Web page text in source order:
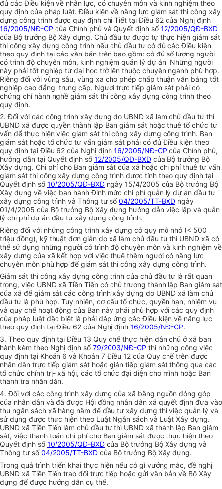
đủ các Điều kiện về nhân lực, có chuyên môn và kinh nghiệm theo
quy định của pháp luật. Điều kiện về năng lực giám sát thi công xây
dựng công trình được quy định chi Tiết tại Điều 62 của Nghị định
16/2005/NĐ-CP của Chính phủ và Quyết định số12/2005/QĐ-BXD
của Bộ trưởng Bộ Xây dựng. Chủ đầu tư được tự thực hiện giám sát
thi công xây dựng công trình nếu chủ đầu tư có đủ các Điều kiện
theo quy định tại các văn bản trên bao gồm: có đủ số lượng người
có trình độ chuyên môn, kinh nghiệm quản lý dự án. Những người
này phải tốt nghiệp từ đại học trở lên thuộc chuyên ngành phù hợp.
Riêng đối với vùng sâu, vùng xa cho phép chấp thuận văn bằng tốt
nghiệp cao đẳng, trung cấp. Người trực tiếp giám sát phải có
chứng chỉ hành nghề giám sát thi công xây dựng công trình theo
quy định.
2. Đối với các công trình xây dựng do UBND xã làm chủ đầu tư thì
UBND xã được quyền thành lập Ban giám sát hoặc thuê tổ chức tư
vấn để thực hiện việc giám sát thi công xây dựng công trình. Ban
giám sát hoặc tổ chức tư vấn giám sát phải có đủ Điều kiện theo
quy định tại Điều 62 của Nghị định 16/2005/NĐ-CP của Chính phủ,
hướng dẫn tại Quyết định số12/2005/QĐ-BXD của Bộ trưởng Bộ
Xây dựng. Chi phí cho Ban giám sát của xã hoặc chi phí thuê tư vấn
giám sát thi công xây dựng công trình được tính theo quy định tại
Quyết định số10/2005/QĐ-BXD ngày 15/4/2005 của Bộ trưởng Bộ
Xây dựng về việc ban hành Định mức chi phí quản lý dự án đầu tư
xây dựng công trình và Thông tư số04/2005/TT-BXD ngày
01/4/2005 của Bộ trưởng Bộ Xây dựng hướng dẫn việc lập và quản
lý chi phí dự án đầu tư xây dựng công trình.
Riêng đối với những công trình xây dựng có quy mô nhỏ (< 500
triệu đồng), kỹ thuật đơn giản do xã làm chủ đầu tư thì UBND xã có
thể sử dụng những người có trình độ chuyên môn và kinh nghiệm về
xây dựng của xã kết hợp với việc thuê thêm người có năng lực
chuyên môn phù hợp để giám sát thi công xây dựng công trình.
Giám sát thi công xây dựng công trình của chủ đầu tư là rất quan
trọng, việc UBND xã Tiền Tiến có chủ trương thành lập Ban giám sát
của xã để giám sát các công trình xây dựng do UBND xã làm chủ
đầu tư là phù hợp. Tuy nhiên, cơ cấu tổ chức, quyền hạn, nhiệm vụ
và quy chế hoạt động của Ban này phải phù hợp với các quy định
của pháp luật đặc biệt là phải đáp ứng các Điều kiện về năng lực
theo quy định tại Điều 62 của Nghị định 16/2005/NĐ-CP.
3. Theo quy định tại Điều 13 Quy chế thực hiện dân chủ ở xã ban
hành kèm theo Nghị định số79/2003/NĐ-CP thì những công việc
quy định tại Khoản 6 và Khoản 7 Điều 12 của Quy chế trên được
nhân dân trực tiếp giám sát hoặc gián tiếp giám sát thông qua các
tổ chức chính trị- xã hội, các tổ chức đại diện cho mình hoặc Ban
thanh tra nhân dân.
4. Đối với các công trình xây dựng của xã bằng nguồn đóng góp
của nhân dân và đã được Hội đồng nhân dân xã quyết định đưa vào
thu ngân sách xã hàng năm để đầu tư xây dựng thì việc quản lý và
sử dụng được thực hiện theo Luật Ngân sách và Luật Xây dựng.
UBND xã Tiền Tiến làm chủ đầu tư thì UBND xã thành lập Ban giám
sát, việc thanh toán chi phí cho Ban giám sát được thực hiện theo
Quyết định số10/2005/QĐ-BXD của Bộ trưởng Bộ Xây dựng và
Thông tư số04/2005/TT-BXD của Bộ trưởng Bộ Xây dựng.
Trong quá trình triển khai thực hiện nếu có gì vướng mắc, đề nghị
UBND xã Tiền Tiến trao đổi trực tiếp hoặc gửi văn bản về Bộ Xây
dựng để được hướng dẫn cụ thể.